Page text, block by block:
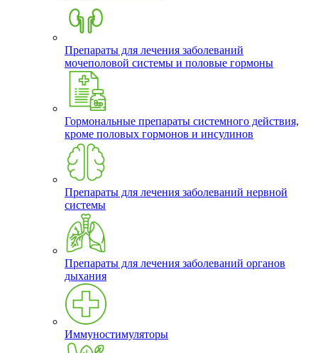
Препараты для лечения заболеваний
мочеполовой системы и половые гормоны
Гормональные препараты системного действия,
кроме половых гормонов и инсулинов
Препараты для лечения заболеваний нервной
системы
Препараты для лечения заболеваний органов
дыхания
Иммуностимуляторы